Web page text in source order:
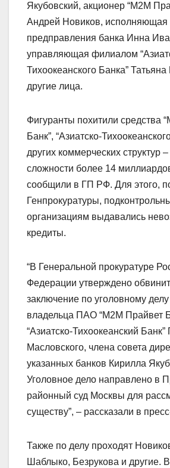
Якубовский, акционер “М2М
Андрей Новиков, исполняющая
предправления банка Инна
управляющая филиалом
Тихоокеанского Банка”
другие лица.
Фигуранты похитили средства
Банк”, “Азиатско-
других коммерческих структур
сложности более 14
сообщили в ГП РФ. Для этого,
Генпрокуратуры,
организациям выдавались
кредиты.
“В Генеральной прокуратуре
Федерации утверждено
заключение по уголовному
владельца ПАО “М2М Прайвет
“Азиатско-Тихоокеанский
Масловского, члена совета
указанных банков Кирилла
Уголовное дело направлено в
районный суд Москвы для
существу”, – рассказали в
Также по делу проходят
Шаблыко, Безрукова и другие.